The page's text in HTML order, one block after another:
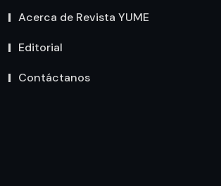
Acerca de Revista YUME
Editorial
Contáctanos